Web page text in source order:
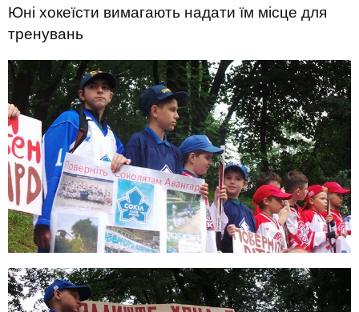
Юні хокеїсти вимагають надати їм місце для
тренувань